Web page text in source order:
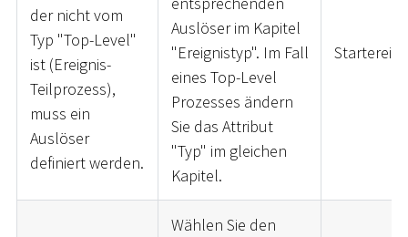
der nicht vom
Typ "Top-Level"
ist (Ereignis-
Teilprozess),
muss ein
Auslöser
definiert werden.
Auslöser im Kapitel
"Ereignistyp". Im Fall
eines Top-Level
Prozesses ändern
Sie das Attribut
"Typ" im gleichen
Kapitel.
Wählen Sie den